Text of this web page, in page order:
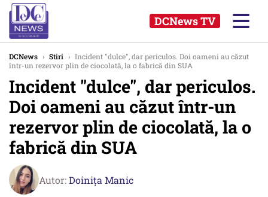
DCNews TV
DCNews › Stiri › Incident "dulce", dar periculos. Doi oameni au căzut
într-un rezervor plin de ciocolată, la o fabrică din SUA
Incident "dulce", dar periculos.
Doi oameni au căzut într-un
rezervor plin de ciocolată, la o
fabrică din SUA
Autor:Doinița Manic